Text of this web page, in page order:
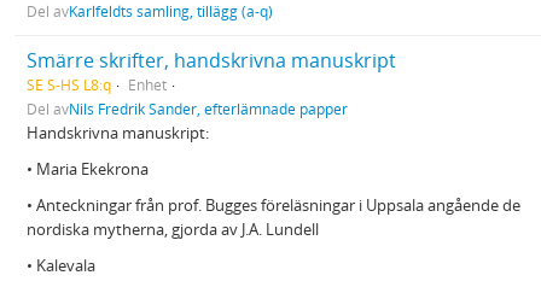
Del avKarlfeldts samling, tillägg (a-q)
Smärre skrifter, handskrivna manuskript
SE S-HS L8:q
Enhet
Del avNils Fredrik Sander, efterlämnade papper
Handskrivna manuskript:
• Maria Ekekrona
• Anteckningar från prof. Bugges föreläsningar i Uppsala angående de
nordiska mytherna, gjorda av J.A. Lundell
• Kalevala